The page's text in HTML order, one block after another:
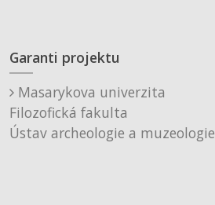
Garanti projektu
Masarykova univerzita
Filozofická fakulta
Ústav archeologie a muzeologie